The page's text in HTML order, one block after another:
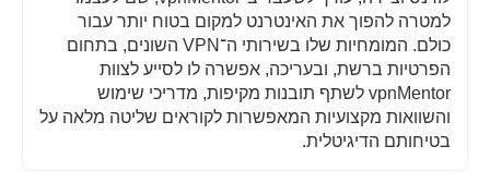
למטרה להפוך את האינטרנט למקום בטוח יותר עבור
כולם. המומחיות שלו בשירותי ה־VPN השונים, בתחום
הפרטיות ברשת, ובעריכה, אפשרה לו לסייע לצוות
vpnMentor לשתף תובנות מקיפות, מדריכי שימוש
והשוואות מקצועיות המאפשרות לקוראים שליטה מלאה על
בטיחותם הדיגיטלית.